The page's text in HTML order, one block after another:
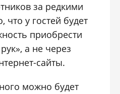
за редкими
что у гостей будет
приобрести
а не через
сайты.
можно будет